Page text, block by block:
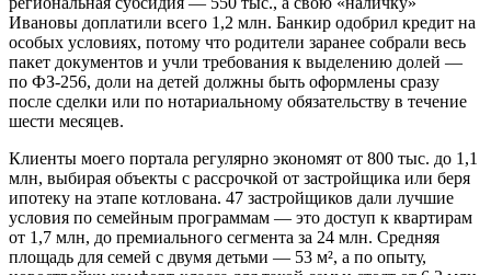
Ивановы доплатили всего 1,2 млн. Банкир одобрил кредит на
особых условиях, потому что родители заранее собрали весь
пакет документов и учли требования к выделению долей —
по ФЗ-256, доли на детей должны быть оформлены сразу
после сделки или по нотариальному обязательству в течение
шести месяцев.
Клиенты моего портала регулярно экономят от 800 тыс. до 1,1
млн, выбирая объекты с рассрочкой от застройщика или беря
ипотеку на этапе котлована. 47 застройщиков дали лучшие
условия по семейным программам — это доступ к квартирам
от 1,7 млн, до премиального сегмента за 24 млн. Средняя
площадь для семей с двумя детьми — 53 м², а по опыту,